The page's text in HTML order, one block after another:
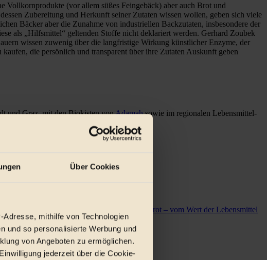
Über Cookies
mithilfe von Technologien
und so personalisierte Werbung und
von Angeboten zu ermöglichen.
jederzeit über die Cookie-
Vollkornprodukte (vor allem süßes Feingebäck) aber auch Brot und
Zubereitung und Herkunft seiner Zutaten wissen wollen, geben sich viele
Bäcker aber die Zunahme von industriellen Backzutaten, insbesondere der
als „Hilfsmittel“ geltenden Stoffe nicht deklariert werden. Gerhard Zoubek
wissen zuwenig über die langfristige Wirkung künstlicher Enzyme, der
die persönlich und transparent über ihre Zutaten Auskunft geben
und Graz, mit den Biokisten vonAdamahsowie im regionalen Lebensmittel-
der Dokumentation
„Unser tägliches Brot – vom Wert der Lebensmittel